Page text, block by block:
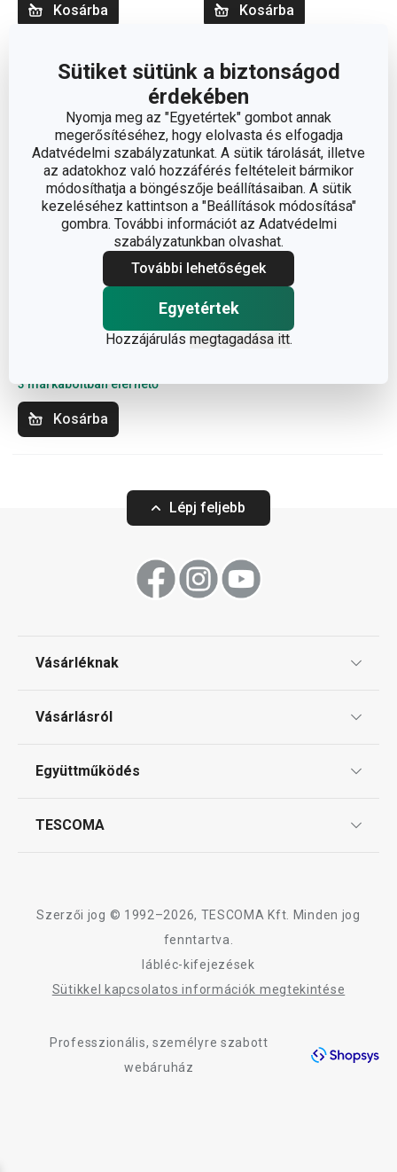
Sütiket sütünk a biztonságod
érdekében
Nyomja meg az "Egyetértek" gombot annak
megerősítéséhez, hogy elolvasta és elfogadja
Adatvédelmi szabályzatunkat. A sütik tárolását, illetve
az adatokhoz való hozzáférés feltételeit bármikor
módosíthatja a böngészője beállításaiban. A sütik
kezeléséhez kattintson a "Beállítások módosítása"
gombra. További információt az Adatvédelmi
szabályzatunkban olvashat.
További lehetőségek
Egyetértek
Hozzájárulás megtagadása itt.
Kosárba Kosárba
FLAIR SHINE étkezési
alátét 45 x 32 cm, zöld
3 márkaboltban elérhető
Kosárba
Lépj feljebb
Vásárléknak
Gyakori kérdések
Vásárlásról
Reklamáció és termékvisszaküldés
Együttműködés
TESCOMA
Adatkezelési Tájékoztató
Szerzői jog © 1992–2026, TESCOMA Kft. Minden jog
fenntartva.
lábléc-kifejezések
Sütikkel kapcsolatos információk megtekintése
Professzionális, személyre szabott
webáruház